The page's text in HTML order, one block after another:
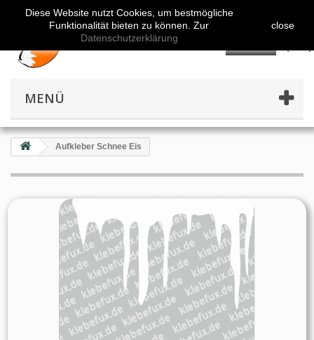
MENÜ
Aufkleber Schnee Eis
Diese Website nutzt Cookies, um bestmögliche
Funktionalität bieten zu können. Zur
Datenschutzerklärung
close